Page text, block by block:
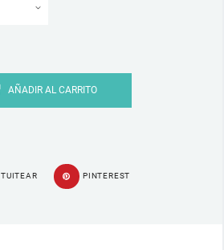
AÑADIR AL CARRITO
TUITEAR PINTEREST